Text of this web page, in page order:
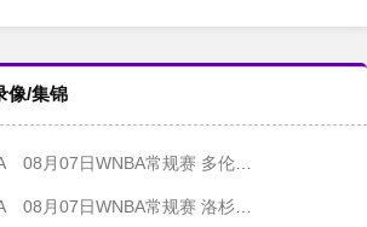
像/集锦
08月07日WNBA常规赛 多伦多节奏 83 - 97 波特兰火焰 集锦
08月07日WNBA常规赛 洛杉矶火花 89 - 82 明尼苏达山猫 全场集锦